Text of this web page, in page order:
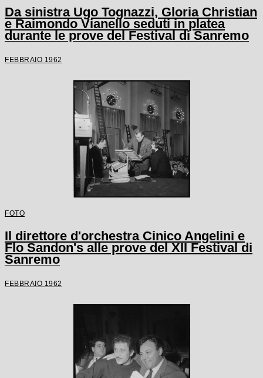
Da sinistra Ugo Tognazzi, Gloria Christian
e Raimondo Vianello seduti in platea
durante le prove del Festival di Sanremo
FEBBRAIO 1962
FOTO
Il direttore d'orchestra Cinico Angelini e
Flo Sandon's alle prove del XII Festival di
Sanremo
FEBBRAIO 1962